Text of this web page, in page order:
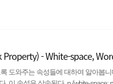
도 해가 될것은 없다. 없으면 없는데
Property) - White-space,
도와주는 속성들에 대하여 알아봅